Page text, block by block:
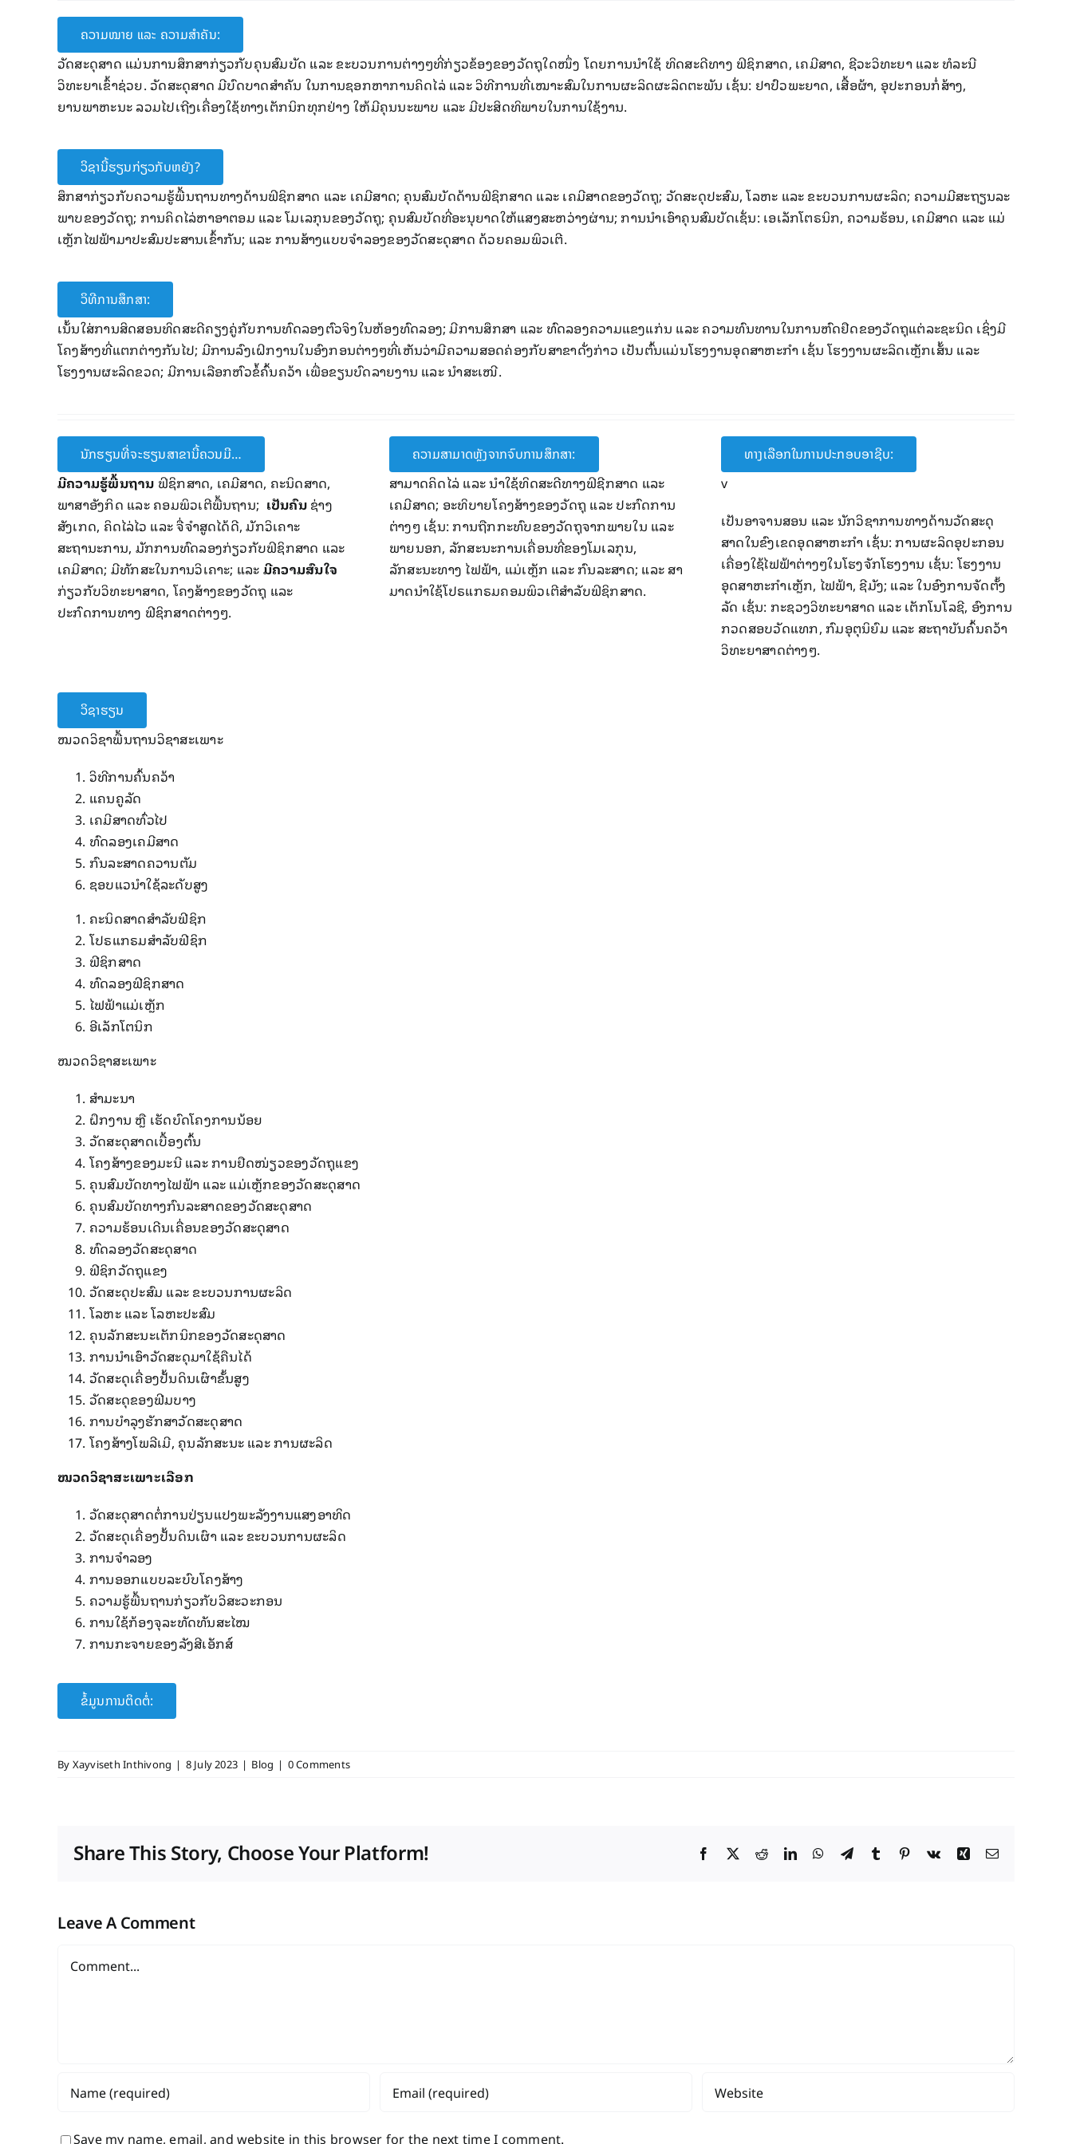
ຄວາມໝາຍ ແລະ ຄວາມສໍາຄັນ:
ວັດສະດຸສາດ ແມ່ນການສຶກສາກ່ຽວກັບຄຸນສົມບັດ ແລະ ຂະບວນການຕ່າງໆທີ່ກ່ຽວຂ້ອງຂອງວັດຖຸໃດໜຶ່ງ ​ໂດຍການນຳໃຊ້ ທິດສະດີທາງ ຟິຊິກສາດ, ເຄມີສາດ, ຊີວະວິທະຍາ ແລະ ທໍລະນີ
ວິທະຍາເຂົ້າຊ່ວຍ. ວັດສະດຸສາດ ມີບົດບາດສໍາຄັນ ໃນການຊອກຫາການຄິດໄລ່ ແລະ ວິທີການທີ່ເໝາະສົມໃນການຜະລິດຜະລິດຕະພັນ ເຊັ່ນ: ຢາປົວພະຍາດ, ເສື້ອຜ້າ, ອຸປະກອນກໍ່ສ້າງ,
ຍານພາຫະນະ ລວມໄປເຖີງເຄື່ອງໃຊ້ທາງເຕັກນິກທຸກຢ່າງ ໃຫ້ມີຄຸນນະພາບ ແລະ ມີປະສິດທິພາບໃນການໃຊ້ງານ.
ວິຊານີ້ຮຽນກ່ຽວກັບຫຍັງ?
ສຶກສາກ່ຽວກັບຄວາມຮູ້ພື້ນຖານທາງດ້ານຟິຊິກສາດ ແລະ ເຄມີສາດ; ຄຸນສົມບັດດ້ານຟິຊິກສາດ ແລະ ເຄມີສາດຂອງວັດຖຸ; ວັດສະດຸປະສົມ,​ ໂລຫະ ແລະ ຂະບວນການຜະລິດ; ຄວາມມີສະຖຽນລະ
ພາບຂອງວັດຖຸ; ການຄິດໄລ່ຫາອາຕອມ ແລະ ໂມເລກຸນຂອງວັດຖຸ; ຄຸນສົມບັດທີ່ອະນຸຍາດໃຫ້ແສງສະຫວ່າງຜ່ານ; ການນໍາເອົາຄຸນສົມບັດເຊັ່ນ: ເອເລັກໂຕຣນິກ, ຄວາມຮ້ອນ, ເຄມີສາດ ​ແລະ ແມ່
ເຫຼັກໄຟຟ້າມາປະສົມປະສານເຂົ້າກັນ; ແລະ ການສ້າງແບບຈໍາລອງຂອງວັດສະດຸສາດ ດ້ວຍຄອມພິວເຕີ.
ວິທີການສຶກສາ:
ເນັ້ນໃສ່ການສິດສອນທິດສະດີຄຽງຄູ່ກັບການທົດລອງຕົວຈິງໃນຫ້ອງທົດລອງ; ມີການສຶກສາ ແລະ ທົດລອງຄວາມແຂງແກ່ນ ແລະ ຄວາມທົນທານໃນການຫົດຢືດຂອງວັດຖຸແຕ່ລະຊະນິດ ​ເຊິ່ງມີ
ໂຄງສ້າງທີ່ແຕກຕ່າງກັນໄປ; ມີການລົງ​ເຝິກງານໃນອົງ​ກອນຕ່າງໆທີ່ເຫັນວ່າມີຄວາມສອດຄ່ອງກັບສາຂາດັ່ງກ່າວ ເປັນຕົ້ນແມ່ນໂຮງງານອຸດສາຫະກຳ ເຊັ່ນ ໂຮງງານຜະລິດເຫຼັກເສັ້ນ ແລະ
ໂຮງງານຜະລິດຂວດ; ​ມີການເລືອກຫົວຂໍ້ຄົ້ນຄວ້າ ເພື່ອຂຽນບົດລາຍງານ ແລະ ນໍາສະເໜີ.
ນັກຮຽນທີ່ຈະຮຽນສາຂານີ້ຄວນມີ…
ມີຄວາມຮູ້ພື້ນຖານ ຟິຊິກສາດ, ເຄມີສາດ, ຄະນິດສາດ,
ພາສາອັງກິດ ແລະ ຄອມພິວເຕີພື້ນຖານ; ເປັນຄົນຊ່າງ
ສັງເກດ, ຄິດໄລ່ໄວ ແລະ ຈື່ຈຳສູດໄດ້ດີ, ມັກວິເຄາະ
ສະຖານະການ, ມັກການທົດລອງກ່ຽວກັບຟິຊິກສາດ ແລະ
ເຄມີສາດ; ມີທັກສະໃນການວິເຄາະ; ແລະມີຄວາມສົນໃຈ
ກ່ຽວກັບວິທະຍາສາດ, ໂຄງສ້າງຂອງວັດຖຸ ແລະ
ປະກົດການທາງ ຟີຊິກສາດຕ່າງໆ.
ຄວາມສາມາດຫຼັງຈາກຈົບການສຶກສາ:
ສາມາດຄິດໄລ່ ແລະ ນໍາໃຊ້ທິດສະດີທາງຟິຊີກສາດ ແລະ
ເຄມີສາດ; ອະທິບາຍໂຄງສ້າງຂອງວັດຖຸ ແລະ ປະກົດການ
ຕ່າງໆ ເຊັ່ນ: ການຖືກກະທົບຂອງວັດຖຸຈາກພາຍໃນ ແລະ
ພາຍນອກ, ລັກສະນະການເຄື່ອນທີ່ຂອງໂມເລກຸນ,
ລັກສະນະທາງ ໄຟຟ້າ, ແມ່ເຫຼັກ ແລະ ກົນລະສາດ; ແລະ ສາ
ມາດນໍາໃຊ້ໂປຣແກຣມຄອມພິວເຕີສໍາລັບຟິຊິກສາດ.
ທາງເລືອກໃນການປະກອບອາຊີບ:
v
ເປັນອາຈານສອນ ແລະ ນັກວິຊາການທາງດ້ານວັດສະດຸ
ສາດໃນຂົງເຂດອຸດສາຫະກຳ ເຊັ່ນ: ການຜະລິດອຸປະກອນ
ເຄື່ອງໃຊ້ໄຟຟ້າຕ່າງໆໃນໂຮງຈັກໂຮງງານ ເຊັ່ນ: ໂຮງງານ
ອຸດສາຫະກຳເຫຼັກ, ໄຟຟ້າ, ຊີມັງ; ແລະ ໃນອົງການຈັດຕັ້ງ
ລັດ ເຊັ່ນ: ກະຊວງວິທະຍາສາດ ແລະ ເຕັກໂນໂລຊີ, ອົງການ
ກວດສອບວັດແທກ, ກົມອຸຕຸນິຍົມ ແລະ ສະຖາບັນຄົ້ນຄວ້າ
ວິທະຍາສາດຕ່າງໆ.
ວິຊາຮຽນ
ໝວດວິຊາພື້ນຖານວິຊາສະເພາະ
ວິທີການຄົ້ນຄວ້າ
ແຄນຄູລັດ
ເຄມີສາດທົ່ວໄປ
ທົດລອງເຄມີສາດ
ກົນລະສາດຄວານຕັມ
ຊອບແວນຳໃຊ້ລະດັບສູງ
ຄະນິດສາດສຳລັບຟີຊິກ
ໂປຣແກຣມສຳລັບຟີຊິກ
ຟີຊິກສາດ
ທົດລອງຟີຊິກສາດ
ໄຟຟ້າແມ່ເຫຼັກ
ອີເລັກໂຕນິກ
ໝວດວິຊາສະເພາະ
ສຳມະນາ
ຝຶກງານ ຫຼື ເຮັດບົດໂຄງການນ້ອຍ
ວັດສະດຸສາດເບື້ອງຕົ້ນ
ໂຄງສ້າງຂອງມະນີ ແລະ ການຢືດໜ່ຽວຂອງວັດຖຸແຂງ
ຄຸນສົມບັດທາງໄຟຟ້າ ແລະ ແມ່ເຫຼັກຂອງວັດສະດຸສາດ
ຄຸນສົມບັດທາງກົນລະສາດຂອງວັດສະດຸສາດ
ຄວາມຮ້ອນເດີນເຄື່ອນຂອງວັດສະດຸສາດ
ທົດລອງວັດສະດຸສາດ
ຟີຊິກວັດຖຸແຂງ
ວັດສະດຸປະສົມ ແລະ ຂະບວນການຜະລິດ
ໂລຫະ ແລະ ໂລຫະປະສົມ
ຄຸນລັກສະນະເຕັກນິກຂອງວັດສະດຸສາດ
ການນຳເອົາວັດສະດຸມາໃຊ້ຄືນໄດ້
ວັດສະດຸເຄື່ອງປັ້ນດິນເຜົາຂັ້ນສູງ
ວັດສະດຸຂອງຟີມບາງ
ການບຳລຸງຮັກສາວັດສະດຸສາດ
ໂຄງສ້າງໂພລີເມີ, ຄຸນລັກສະນະ ແລະ ການຜະລິດ
ໝວດວິຊາສະເພາະເລືອກ
ວັດສະດຸສາດຕໍ່ການປ່ຽນແປງພະລັງງານແສງອາທິດ
ວັດສະດຸເຄື່ອງປັ້ນດິນເຜົາ ແລະ ຂະບວນການຜະລິດ
ການຈຳລອງ
ການອອກແບບລະບົບໂຄງສ້າງ
ຄວາມຮູ້ພື້ນຖານກ່ຽວກັບວິສະວະກອນ
ການໃຊ້ກ້ອງຈຸລະທັດທັນສະ​ໄໝ
ການກະຈາຍຂອງລັງສີເອັກສ໌
ຂໍ້ມູນການຕິດຕໍ່:
ByXayviseth Inthivong | 8 July 2023 | Blog | 0 Comments
Share This Story, Choose Your Platform! Facebook
X RedditLinkedInWhatsApp
TelegramTumblr Pinterest
Vk Xing Email
Leave A Comment
Save my name, email, and website in this browser for the next time I comment.